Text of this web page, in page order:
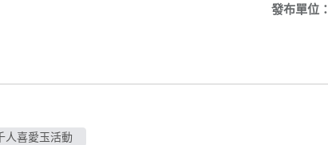
發布單位：
人喜愛玉活動